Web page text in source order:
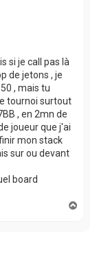
si je call pas là
de jetons , je
, mais tu
tournoi surtout
, en 2mn de
joueur que j'ai
mon stack
sur ou devant
board